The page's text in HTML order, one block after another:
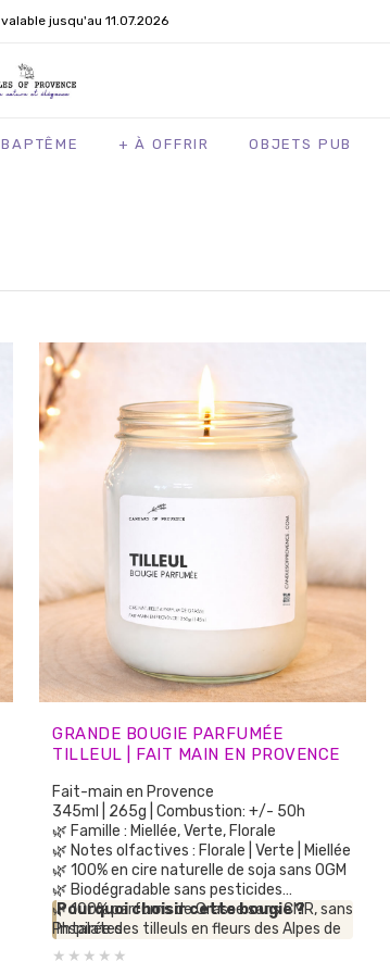
valable jusqu'au 11.07.2026
BAPTÊME + À OFFRIR OBJETS PUB
GRANDE BOUGIE PARFUMÉE
TILLEUL | FAIT MAIN EN PROVENCE
Fait-main en Provence
345ml | 265g | Combustion: +/- 50h
🌿 Famille : Miellée, Verte, Florale
🌿 Notes olfactives : Florale | Verte | Miellée
🌿 100% en cire naturelle de soja sans OGM
🌿 Biodégradable sans pesticides
🌿 100% parfums de Grasse sans CMR, sans
Phtalates
🌿 Aucun parfum de synthèse
Pourquoi choisir cette bougie ?
Inspirée des tilleuls en fleurs des Alpes de
Haute-Provence, cette bougie diffuse une